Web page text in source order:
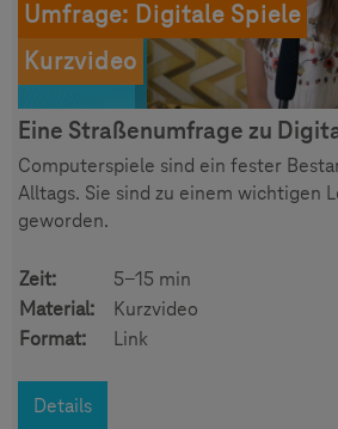
Umfrage: Digitale Spiele
Kurzvideo
Eine Straßenumfrage zu
Computerspiele sind ein fester
Alltags. Sie sind zu einem wichtigen
geworden.
Zeit:
5-15 min
Material:
Kurzvideo
Format:
Link
Details